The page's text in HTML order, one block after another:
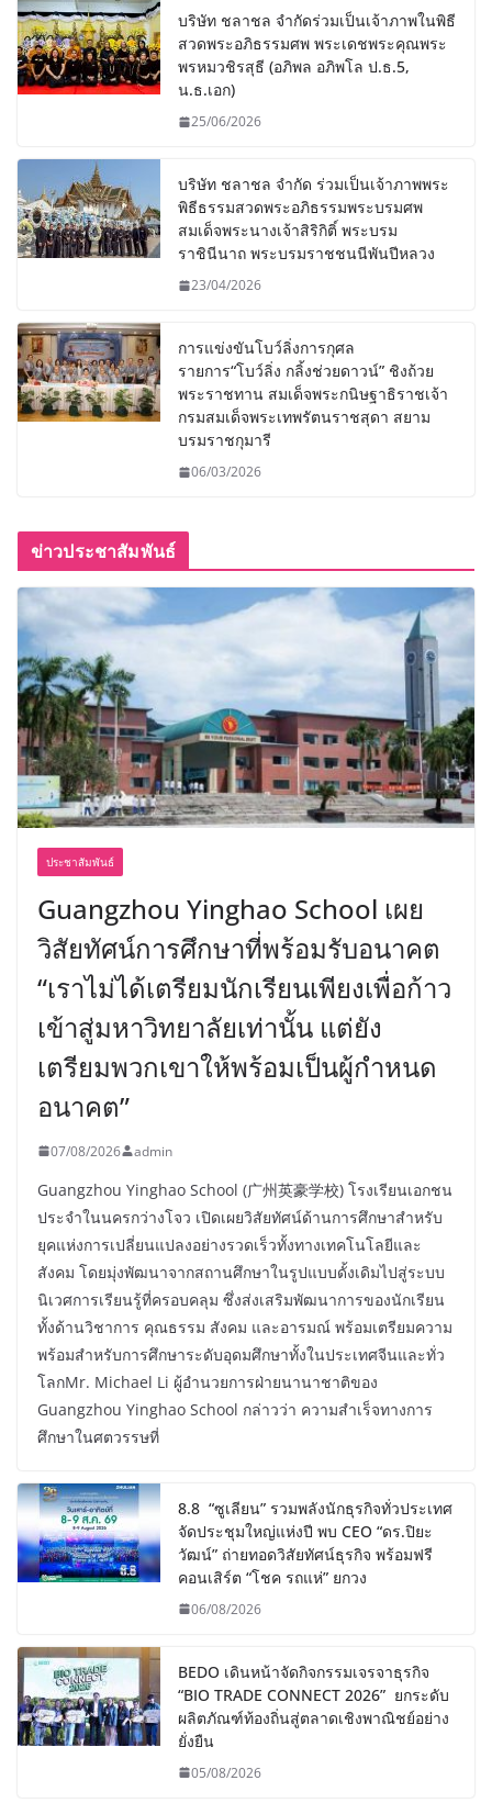
บริษัท ชลาชล จำกัดร่วมเป็นเจ้าภาพในพิธี
สวดพระอภิธรรมศพ พระเดชพระคุณพระ
พรหมวชิรสุธี (อภิพล อภิพโล ป.ธ.5,
น.ธ.เอก)
25/06/2026
บริษัท ชลาชล จำกัด ร่วมเป็นเจ้าภาพพระ
พิธีธรรมสวดพระอภิธรรมพระบรมศพ
สมเด็จพระนางเจ้าสิริกิติ์ พระบรม
ราชินีนาถ พระบรมราชชนนีพันปีหลวง
23/04/2026
การแข่งขันโบว์ลิ่งการกุศล
รายการ“โบว์ลิ่ง กลิ้งช่วยดาวน์” ชิงถ้วย
พระราชทาน สมเด็จพระกนิษฐาธิราชเจ้า
กรมสมเด็จพระเทพรัตนราชสุดา สยาม
บรมราชกุมารี
06/03/2026
ข่าวประชาสัมพันธ์
ประชาสัมพันธ์
Guangzhou Yinghao School เผย
วิสัยทัศน์การศึกษาที่พร้อมรับอนาคต
“เราไม่ได้เตรียมนักเรียนเพียงเพื่อก้าว
เข้าสู่มหาวิทยาลัยเท่านั้น แต่ยัง
เตรียมพวกเขาให้พร้อมเป็นผู้กำหนด
อนาคต”
07/08/2026 admin
Guangzhou Yinghao School (广州英豪学校) โรงเรียนเอกชน
ประจำในนครกว่างโจว เปิดเผยวิสัยทัศน์ด้านการศึกษาสำหรับ
ยุคแห่งการเปลี่ยนแปลงอย่างรวดเร็วทั้งทางเทคโนโลยีและ
สังคม โดยมุ่งพัฒนาจากสถานศึกษาในรูปแบบดั้งเดิมไปสู่ระบบ
นิเวศการเรียนรู้ที่ครอบคลุม ซึ่งส่งเสริมพัฒนาการของนักเรียน
ทั้งด้านวิชาการ คุณธรรม สังคม และอารมณ์ พร้อมเตรียมความ
พร้อมสำหรับการศึกษาระดับอุดมศึกษาทั้งในประเทศจีนและทั่ว
โลกMr. Michael Li ผู้อำนวยการฝ่ายนานาชาติของ
Guangzhou Yinghao School กล่าวว่า ความสำเร็จทางการ
ศึกษาในศตวรรษที่
8.8 “ซูเลียน” รวมพลังนักธุรกิจทั่วประเทศ
จัดประชุมใหญ่แห่งปี พบ CEO “ดร.ปิยะ
วัฒน์” ถ่ายทอดวิสัยทัศน์ธุรกิจ พร้อมฟรี
คอนเสิร์ต “โชค รถแห่” ยกวง
06/08/2026
BEDO เดินหน้าจัดกิจกรรมเจรจาธุรกิจ
“BIO TRADE CONNECT 2026” ยกระดับ
ผลิตภัณฑ์ท้องถิ่นสู่ตลาดเชิงพาณิชย์อย่าง
ยั่งยืน
05/08/2026